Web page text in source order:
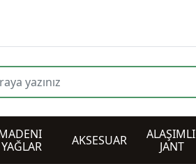
YAĞLAR
AKSESUAR
ALAŞIMLI
JANT